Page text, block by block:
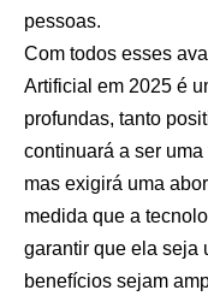
pessoas.
Com todos esses
Artificial em 2025 é
profundas, tanto
continuará a ser
mas exigirá uma
medida que a
garantir que ela seja
benefícios sejam